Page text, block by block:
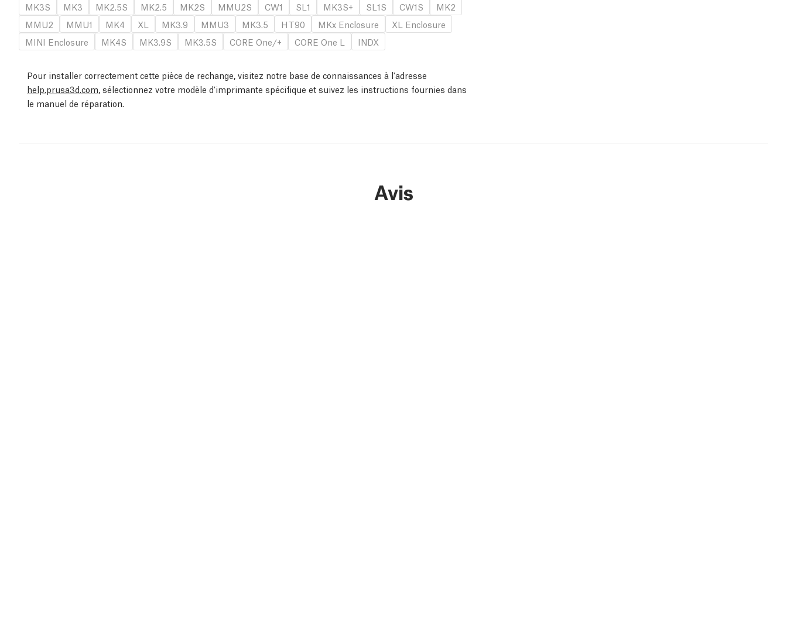
MK3S
MK3 MK2.5S MK2.5 MK2S MMU2S CW1 SL1 MK3S+ SL1S CW1S
MK2
MMU2
MMU1 MK4 XL MK3.9 MMU3 MK3.5 HT90 MKx Enclosure
XL Enclosure
MINI Enclosure
MK4S MK3.9S MK3.5S CORE One/+ CORE One L INDX
Pour installer correctement cette pièce de rechange, visitez notre base de connaissances à l'adresse
help.prusa3d.com, sélectionnez votre modèle d'imprimante spécifique et suivez les instructions fournies dans
le manuel de réparation.
Avis